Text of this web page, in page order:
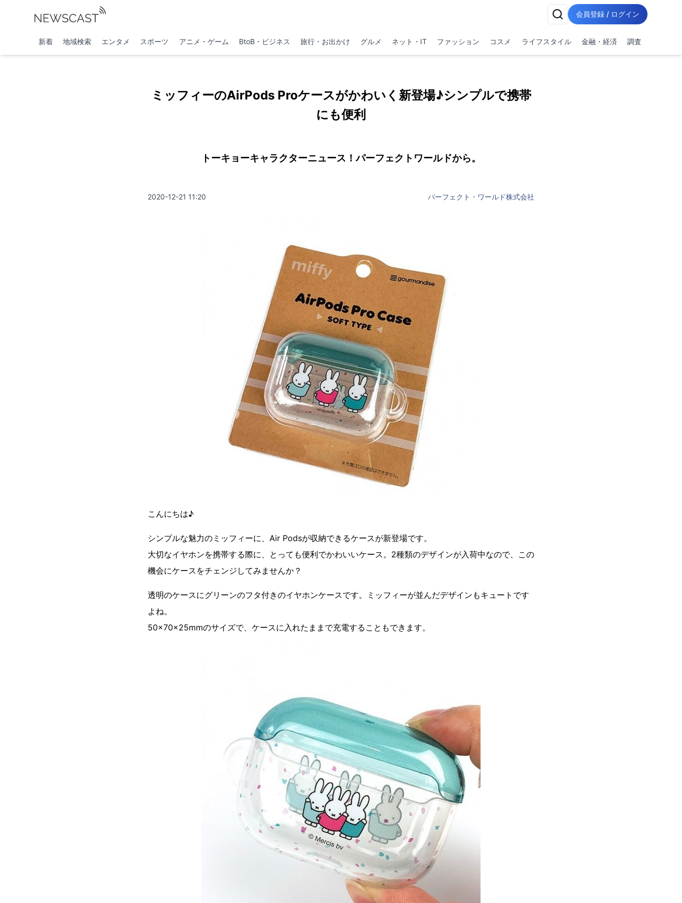
会員登録 / ログイン
新着 地域検索 エンタメ スポーツ アニメ・ゲーム BtoB・ビジネス 旅行・お出かけ グルメ ネット・IT ファッション コスメ ライフスタイル 金融・経済 調査
ミッフィーのAirPods Proケースがかわいく新登場♪シンプルで携帯
にも便利
トーキョーキャラクターニュース！パーフェクトワールドから。
2020-12-21 11:20 パーフェクト・ワールド株式会社
こんにちは♪
シンプルな魅力のミッフィーに、Air Podsが収納できるケースが新登場です。
大切なイヤホンを携帯する際に、とっても便利でかわいいケース。2種類のデザインが入荷中なので、この
機会にケースをチェンジしてみませんか？
透明のケースにグリーンのフタ付きのイヤホンケースです。ミッフィーが並んだデザインもキュートです
よね。
50×70×25mmのサイズで、ケースに入れたままで充電することもできます。